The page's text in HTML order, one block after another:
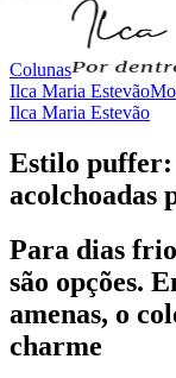
Colunas
Ilca Maria Estevão
Ilca Maria Estevão
Estilo puffer:
acolchoadas
Para dias
são opções.
amenas, o
charme